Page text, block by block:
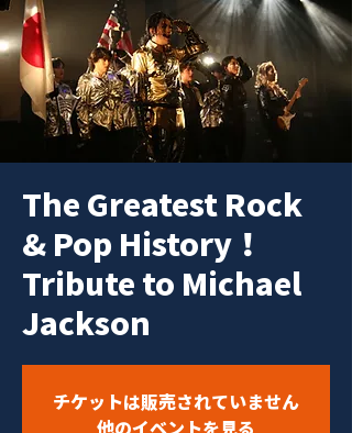
The Greatest Rock
& Pop History！
Tribute to Michael
Jackson
チケットは販売されていません
他のイベントを見る